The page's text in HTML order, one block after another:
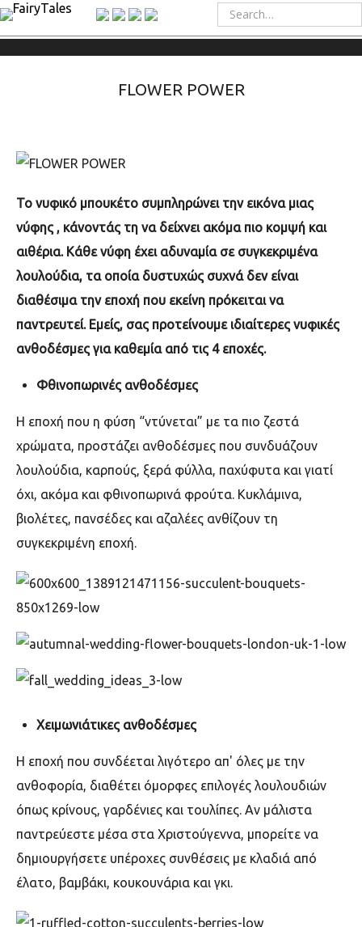
FLOWER POWER
Το νυφικό μπουκέτο συμπληρώνει την εικόνα μιας
νύφης , κάνοντάς τη να δείχνει ακόμα πιο κομψή και
αιθέρια. Κάθε νύφη έχει αδυναμία σε συγκεκριμένα
λουλούδια, τα οποία δυστυχώς συχνά δεν είναι
διαθέσιμα την εποχή που εκείνη πρόκειται να
παντρευτεί. Εμείς, σας προτείνουμε ιδιαίτερες νυφικές
ανθοδέσμες για καθεμία από τις 4 εποχές.
Φθινοπωρινές ανθοδέσμες
Η εποχή που η φύση “ντύνεται” με τα πιο ζεστά
χρώματα, προστάζει ανθοδέσμες που συνδυάζουν
λουλούδια, καρπούς, ξερά φύλλα, παχύφυτα και γιατί
όχι, ακόμα και φθινοπωρινά φρούτα. Κυκλάμινα,
βιολέτες, πανσέδες και αζαλέες ανθίζουν τη
συγκεκριμένη εποχή.
Χειμωνιάτικες ανθοδέσμες
Η εποχή που συνδέεται λιγότερο απ' όλες με την
ανθοφορία, διαθέτει όμορφες επιλογές λουλουδιών
όπως κρίνους, γαρδένιες και τουλίπες. Αν μάλιστα
παντρεύεστε μέσα στα Χριστούγεννα, μπορείτε να
δημιουργήσετε υπέροχες συνθέσεις με κλαδιά από
έλατο, βαμβάκι, κουκουνάρια και γκι.